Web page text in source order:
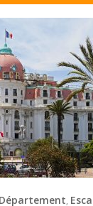
Département,